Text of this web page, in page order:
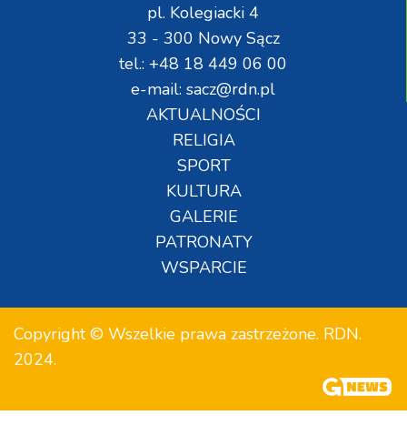
pl. Kolegiacki 4
33 - 300 Nowy Sącz
tel.: +48 18 449 06 00
e-mail: sacz@rdn.pl
AKTUALNOŚCI
RELIGIA
SPORT
KULTURA
GALERIE
PATRONATY
WSPARCIE
Copyright © Wszelkie prawa zastrzeżone. RDN.
2024.